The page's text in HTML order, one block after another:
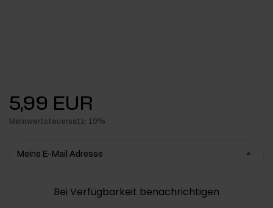
5,99 EUR
Mehrwertsteuersatz: 19%
Meine E-Mail Adresse
Bei Verfügbarkeit benachrichtigen